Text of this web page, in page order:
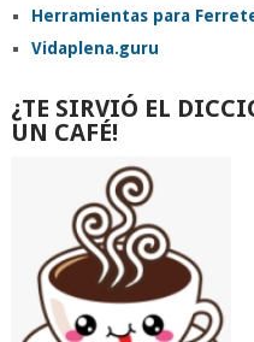
Herramientas para
Vidaplena.guru
¿TE SIRVIÓ EL
UN CAFÉ!